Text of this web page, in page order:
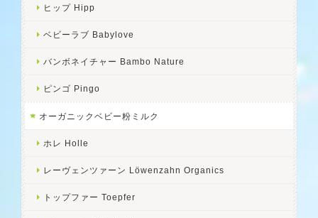
ヒップ Hipp
ベビーラブ Babylove
バンボネイチャー Bambo Nature
ピンゴ Pingo
オーガニックベビー粉ミルク
ホレ Holle
レーヴェンツァーン Löwenzahn Organics
トップファー Toepfer